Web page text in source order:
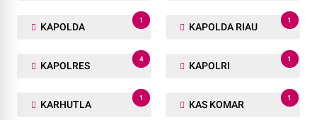
KAPOLDA
1
KAPOLDA RIAU
1
KAPOLRES
4
KAPOLRI
1
KARHUTLA
1
KAS KOMAR
1